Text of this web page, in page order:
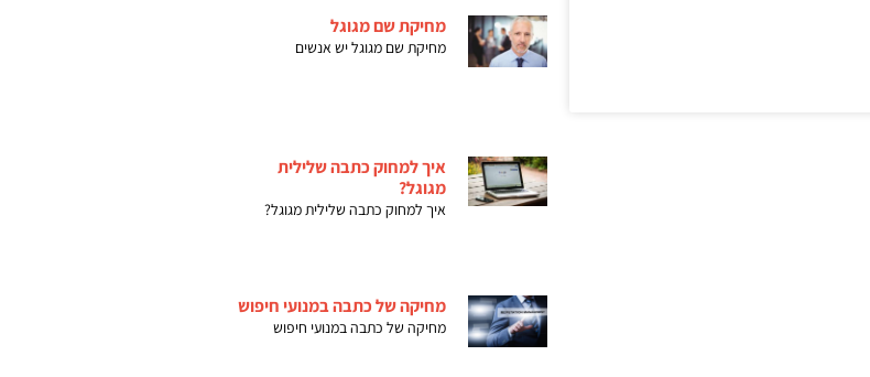
מחיקת שם מגוגל
מחיקת שם מגוגל יש אנשים
איך למחוק כתבה שלילית
מגוגל?
איך למחוק כתבה שלילית מגוגל?
מחיקה של כתבה במנועי חיפוש
מחיקה של כתבה במנועי חיפוש